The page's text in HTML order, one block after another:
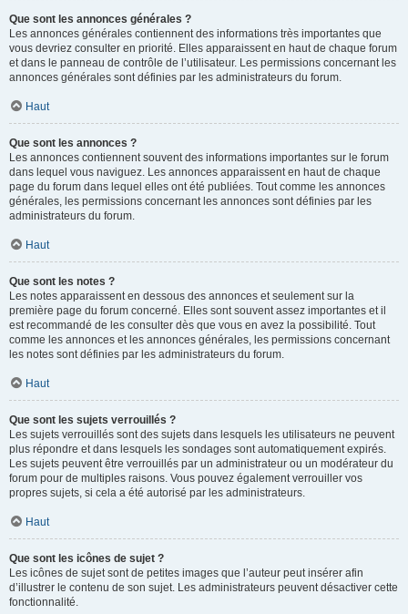
Que sont les annonces générales ?
Les annonces générales contiennent des informations très importantes que
vous devriez consulter en priorité. Elles apparaissent en haut de chaque forum
et dans le panneau de contrôle de l’utilisateur. Les permissions concernant les
annonces générales sont définies par les administrateurs du forum.
Haut
Que sont les annonces ?
Les annonces contiennent souvent des informations importantes sur le forum
dans lequel vous naviguez. Les annonces apparaissent en haut de chaque
page du forum dans lequel elles ont été publiées. Tout comme les annonces
générales, les permissions concernant les annonces sont définies par les
administrateurs du forum.
Haut
Que sont les notes ?
Les notes apparaissent en dessous des annonces et seulement sur la
première page du forum concerné. Elles sont souvent assez importantes et il
est recommandé de les consulter dès que vous en avez la possibilité. Tout
comme les annonces et les annonces générales, les permissions concernant
les notes sont définies par les administrateurs du forum.
Haut
Que sont les sujets verrouillés ?
Les sujets verrouillés sont des sujets dans lesquels les utilisateurs ne peuvent
plus répondre et dans lesquels les sondages sont automatiquement expirés.
Les sujets peuvent être verrouillés par un administrateur ou un modérateur du
forum pour de multiples raisons. Vous pouvez également verrouiller vos
propres sujets, si cela a été autorisé par les administrateurs.
Haut
Que sont les icônes de sujet ?
Les icônes de sujet sont de petites images que l’auteur peut insérer afin
d’illustrer le contenu de son sujet. Les administrateurs peuvent désactiver cette
fonctionnalité.